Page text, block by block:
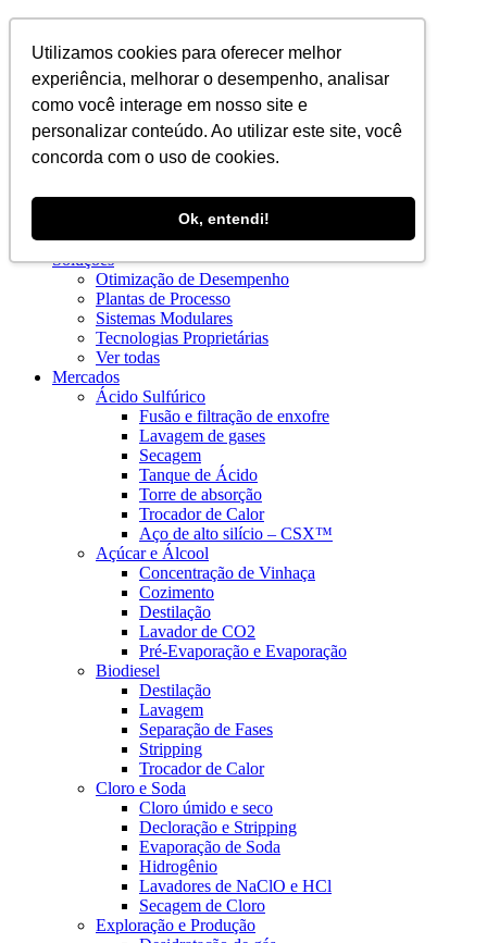
Utilizamos cookies para oferecer melhor
experiência, melhorar o desempenho, analisar
como você interage em nosso site e
personalizar conteúdo. Ao utilizar este site, você
concorda com o uso de cookies.
Ok, entendi!
Institucional
Quem Somos
Soluções
Otimização de Desempenho
Plantas de Processo
Sistemas Modulares
Tecnologias Proprietárias
Ver todas
Mercados
Ácido Sulfúrico
Fusão e filtração de enxofre
Lavagem de gases
Secagem
Tanque de Ácido
Torre de absorção
Trocador de Calor
Aço de alto silício – CSX™
Açúcar e Álcool
Concentração de Vinhaça
Cozimento
Destilação
Lavador de CO2
Pré-Evaporação e Evaporação
Biodiesel
Destilação
Lavagem
Separação de Fases
Stripping
Trocador de Calor
Cloro e Soda
Cloro úmido e seco
Decloração e Stripping
Evaporação de Soda
Hidrogênio
Lavadores de NaClO e HCl
Secagem de Cloro
Exploração e Produção